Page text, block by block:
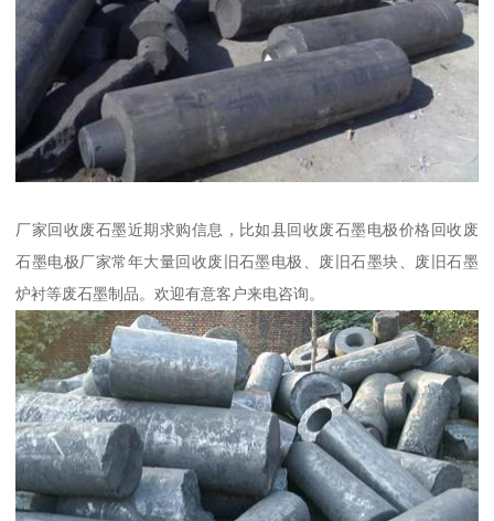
厂家回收废石墨近期求购信息，比如县回收废石墨电极价格回收废
石墨电极厂家常年大量回收废旧石墨电极、废旧石墨块、废旧石墨
炉衬等废石墨制品。欢迎有意客户来电咨询。